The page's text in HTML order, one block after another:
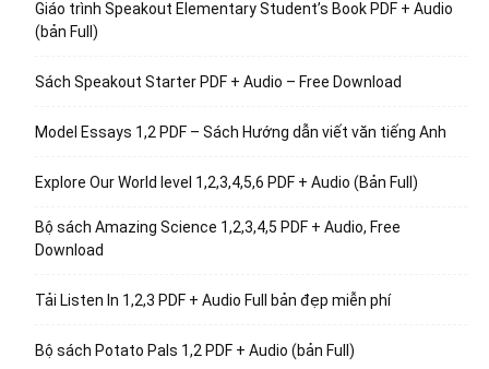
Giáo trình Speakout Elementary Student’s Book PDF + Audio
(bản Full)
Sách Speakout Starter PDF + Audio – Free Download
Model Essays 1,2 PDF – Sách Hướng dẫn viết văn tiếng Anh
Explore Our World level 1,2,3,4,5,6 PDF + Audio (Bản Full)
Bộ sách Amazing Science 1,2,3,4,5 PDF + Audio, Free
Download
Tải Listen In 1,2,3 PDF + Audio Full bản đẹp miễn phí
Bộ sách Potato Pals 1,2 PDF + Audio (bản Full)